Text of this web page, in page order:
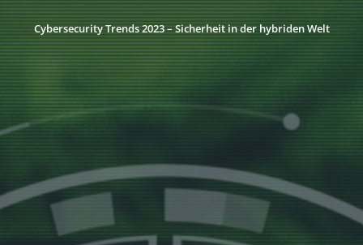
Cybersecurity Trends 2023 – Sicherheit in der hybriden Welt